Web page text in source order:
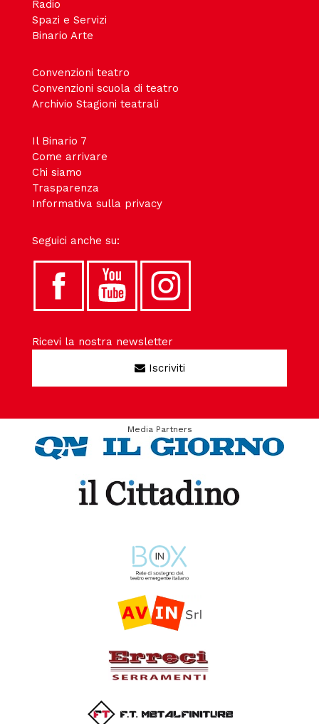
Radio
Spazi e Servizi
Binario Arte
Convenzioni teatro
Convenzioni scuola di teatro
Archivio Stagioni teatrali
Il Binario 7
Come arrivare
Chi siamo
Trasparenza
Informativa sulla privacy
Seguici anche su:
Ricevi la nostra newsletter
Iscriviti
Media Partners